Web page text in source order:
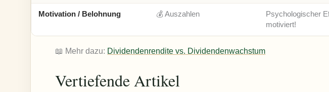
Motivation / Belohnung 💰 Auszahlen
Psychologischer
motiviert!
📖 Mehr dazu: Dividendenrendite vs. Dividendenwachstum
Vertiefende Artikel